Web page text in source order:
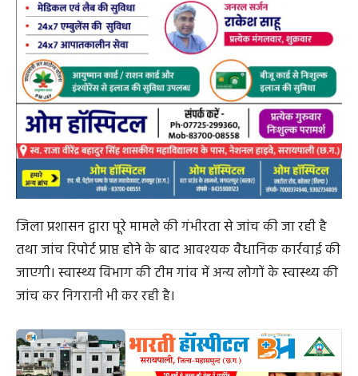
जिला प्रशासन द्वारा पूरे मामले की गंभीरता से जांच की जा रही है
तथा जांच रिपोर्ट प्राप्त होने के बाद आवश्यक वैधानिक कार्रवाई की
जाएगी। स्वास्थ्य विभाग की टीम गांव में अन्य लोगों के स्वास्थ्य की
जांच कर निगरानी भी कर रही है।